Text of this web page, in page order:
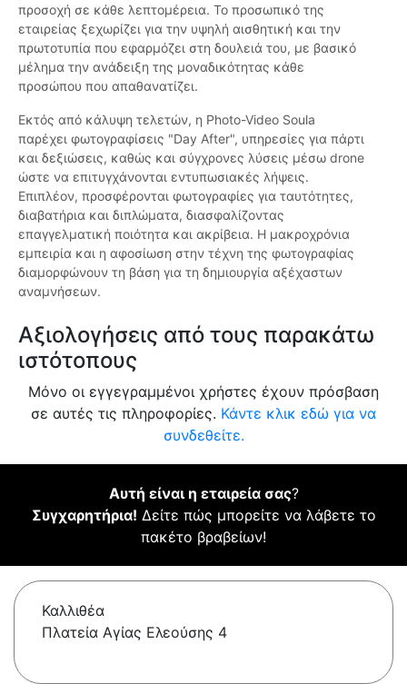
προσοχή σε κάθε λεπτομέρεια. Το προσωπικό της
εταιρείας ξεχωρίζει για την υψηλή αισθητική και την
πρωτοτυπία που εφαρμόζει στη δουλειά του, με βασικό
μέλημα την ανάδειξη της μοναδικότητας κάθε
προσώπου που απαθανατίζει.
Εκτός από κάλυψη τελετών, η Photo-Video Soula
παρέχει φωτογραφίσεις "Day After", υπηρεσίες για πάρτι
και δεξιώσεις, καθώς και σύγχρονες λύσεις μέσω drone
ώστε να επιτυγχάνονται εντυπωσιακές λήψεις.
Επιπλέον, προσφέρονται φωτογραφίες για ταυτότητες,
διαβατήρια και διπλώματα, διασφαλίζοντας
επαγγελματική ποιότητα και ακρίβεια. Η μακροχρόνια
εμπειρία και η αφοσίωση στην τέχνη της φωτογραφίας
διαμορφώνουν τη βάση για τη δημιουργία αξέχαστων
αναμνήσεων.
Αξιολογήσεις από τους παρακάτω
ιστότοπους
Μόνο οι εγγεγραμμένοι χρήστες έχουν πρόσβαση
σε αυτές τις πληροφορίες. Κάντε κλικ εδώ για να
συνδεθείτε.
Αυτή είναι η εταιρεία σας?
Συγχαρητήρια! Δείτε πώς μπορείτε να λάβετε το
πακέτο βραβείων!
Καλλιθέα
Πλατεία Αγίας Ελεούσης 4